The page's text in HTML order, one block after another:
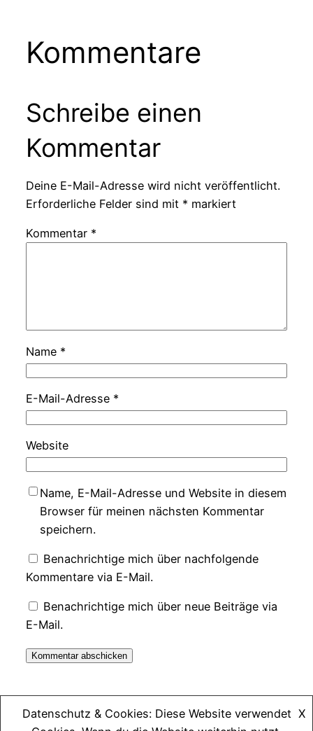
Kommentare
Schreibe einen
Kommentar
Deine E-Mail-Adresse wird nicht veröffentlicht.
Erforderliche Felder sind mit * markiert
Kommentar *
Name *
E-Mail-Adresse *
Website
Name, E-Mail-Adresse und Website in diesem
Browser für meinen nächsten Kommentar
speichern.
Benachrichtige mich über nachfolgende
Kommentare via E-Mail.
Benachrichtige mich über neue Beiträge via
E-Mail.
Datenschutz & Cookies: Diese Website verwendet X